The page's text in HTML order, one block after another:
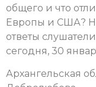
общего и что
Европы и США?
ответы
сегодня, 30
Архангельская